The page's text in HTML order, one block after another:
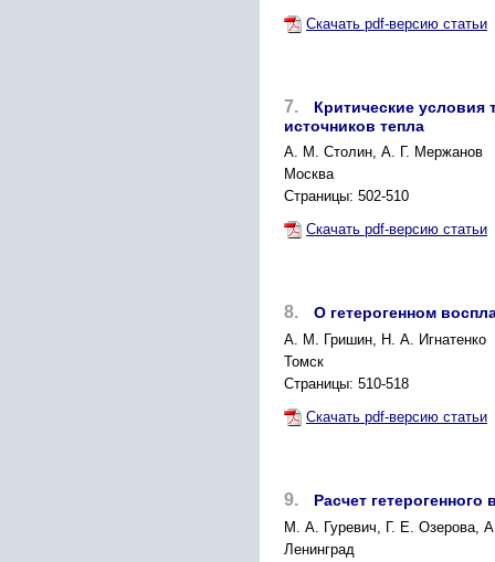
Скачать pdf-версию статьи
7.
Критические условия
источников тепла
А. М. Столин, А. Г. Мержанов
Москва
Страницы: 502-510
Скачать pdf-версию статьи
8. О гетерогенном
А. М. Гришин, Н. А. Игнатенко
Томск
Страницы: 510-518
Скачать pdf-версию статьи
9. Расчет
М. А. Гуревич, Г. Е. Озерова,
Ленинград